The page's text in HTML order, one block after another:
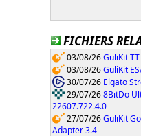
FICHIERS
03/08/26GuliKit
03/08/26GuliKit
30/07/26 Elgato
29/07/268BitDo
22607.722.4.0
27/07/26GuliKit
Adapter 3.4